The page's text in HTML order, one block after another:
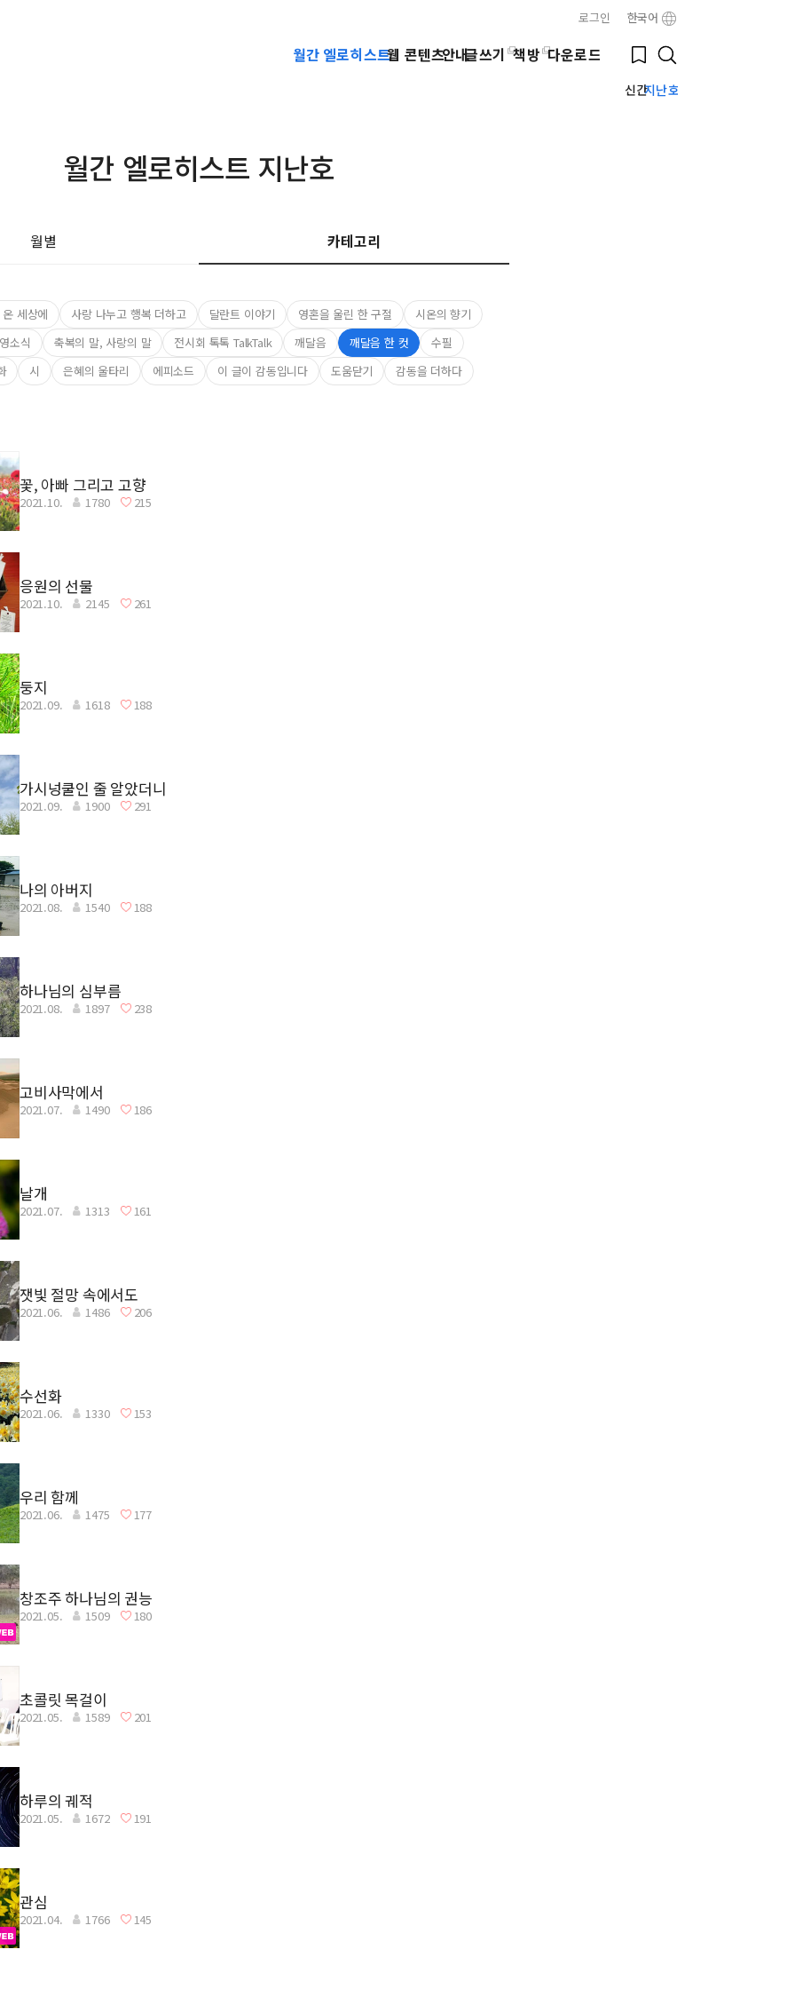
로그인 한국어
Bookmark
Search
월간 엘로히스트웹 콘텐츠안내글쓰기 책방 다운로드
신간지난호
월간 엘로히스트 지난호
월별 카테고리
세상에 사랑 나누고 행복 더하고 달란트 이야기 영혼을 울린 한 구절
시온의 향기
소식
축복의 말, 사랑의 말 전시회 톡톡 TalkTalk 깨달음 깨달음 한 컷
수필
시 은혜의 울타리 에피소드 이 글이 감동입니다 도움닫기 감동을 더하다
꽃, 아빠 그리고 고향
2021.10. 1780 215
응원의 선물
2021.10. 2145 261
둥지
2021.09. 1618 188
가시넝쿨인 줄 알았더니
2021.09. 1900 291
나의 아버지
2021.08. 1540 188
하나님의 심부름
2021.08. 1897 238
고비사막에서
2021.07. 1490 186
날개
2021.07. 1313 161
잿빛 절망 속에서도
2021.06. 1486 206
수선화
2021.06. 1330 153
우리 함께
2021.06. 1475 177
창조주 하나님의 권능
2021.05. 1509 180
초콜릿 목걸이
2021.05. 1589 201
하루의 궤적
2021.05. 1672 191
관심
2021.04. 1766 145